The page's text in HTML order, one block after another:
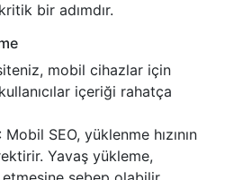
bir adımdır.
mobil cihazlar için
içeriği rahatça
: Mobil SEO, yüklenme hızının
Yavaş yükleme,